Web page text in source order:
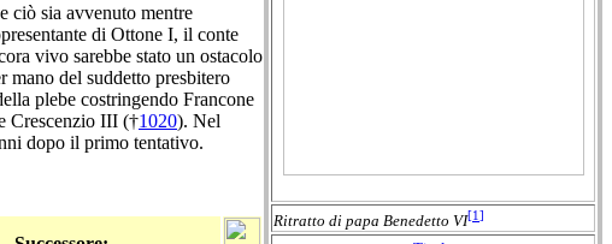
Ritratto di papa Benedetto VI[1]
ciò sia avvenuto mentre
di Ottone I, il conte
vivo sarebbe stato un ostacolo
mano del suddetto presbitero
plebe costringendo Francone
Crescenzio III (†1020). Nel
dopo il primo tentativo.